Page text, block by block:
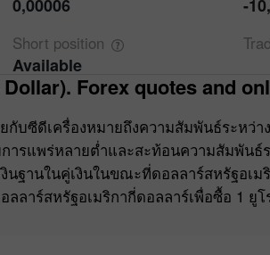
0,00006 -
Short position
Available
Dollar). Forex quotes and
ดีเครื่องหมายถึงความสัมพันธ์ระหว่าง
ารแพร่หลายต่ำและสะท้อนความสัมพันธ์
านในคู่เงินในขณะที่ดอลลาร์สหรัฐอเมริ
ลลาร์สหรัฐอเมริกากี่ดอลลาร์เพื่อซื้อ 1 ยูโ